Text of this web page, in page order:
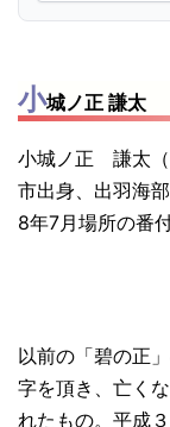
小城ノ正 謙太
小城ノ正 謙太
市出身、出羽海
8年7月場所の番
以前の「碧の正
字を頂き、亡く
れたもの。平成